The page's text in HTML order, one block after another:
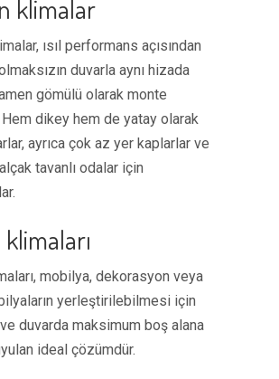
klimalar
ısıl performans açısından
duvarla aynı hizada
gömülü olarak monte
dikey hem de yatay olarak
ayrıca çok az yer kaplarlar ve
tavanlı odalar için
mobilya, dekorasyon veya
yerleştirilebilmesi için
duvarda maksimum boş alana
ideal çözümdür.